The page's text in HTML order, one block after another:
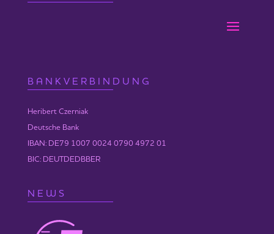
BANKVERBINDUNG
Heribert Czerniak
Deutsche Bank
IBAN: DE79 1007 0024 0790 4972 01
BIC: DEUTDEDBBER
NEWS